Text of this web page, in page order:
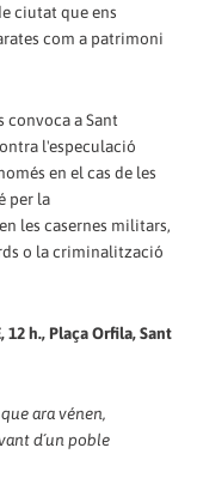
ciutat que ens
com a patrimoni
convoca a Sant
l'especulació
en el cas de les
per la
les casernes militars,
o la criminalització
12 h., Plaça Orfila, Sant
ara vénen,
d´un poble